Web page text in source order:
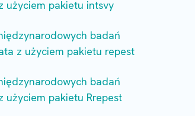
użyciem pakietu intsvy
badań
z użyciem pakietu repest
badań
użyciem pakietu Rrepest